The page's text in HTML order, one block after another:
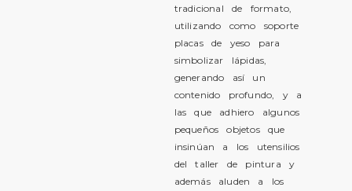
tradicional de formato,
utilizando como soporte
placas de yeso para
simbolizar lápidas,
generando así un
contenido profundo, y a
las que adhiero algunos
pequeños objetos que
insinúan a los utensilios
del taller de pintura y
además aluden a los